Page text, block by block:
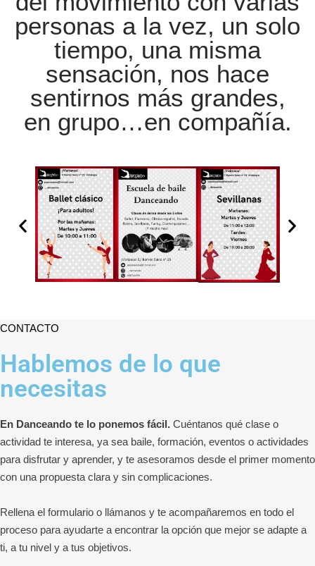
personas a la vez, un solo
tiempo, una misma
sensación, nos hace
sentirnos más grandes,
en grupo…en compañía.
CONTACTO
Hablemos de lo que
necesitas
En Danceando te lo ponemos fácil. Cuéntanos qué clase o
actividad te interesa, ya sea baile, formación, eventos o actividades
para disfrutar y aprender, y te asesoramos desde el primer momento
con una propuesta clara y sin complicaciones.
Rellena el formulario o llámanos y te acompañaremos en todo el
proceso para ayudarte a encontrar la opción que mejor se adapte a
ti, a tu nivel y a tus objetivos.